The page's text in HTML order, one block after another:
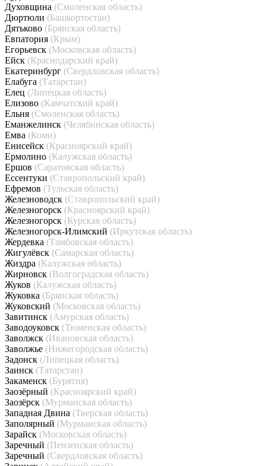
Духовщина (Смоленская область)
Дюртюли (Башкортостан)
Дятьково (Брянская область)
Евпатория (Крым)
Егорьевск (Московская область)
Ейск (Краснодарский край)
Екатеринбург (Свердловская область)
Елабуга (Татарстан)
Елец (Липецкая область)
Елизово (Камчатский край)
Ельня (Смоленская область)
Еманжелинск (Челябинская область)
Емва (Коми)
Енисейск (Красноярский край)
Ермолино (Калужская область)
Ершов (Саратовская область)
Ессентуки (Ставропольский край)
Ефремов (Тульская область)
Железноводск (Ставропольский край)
Железногорск (Красноярский край)
Железногорск (Курская область)
Железногорск-Илимский (Иркутская область)
Жердевка (Тамбовская область)
Жигулёвск (Самарская область)
Жиздра (Калужская область)
Жирновск (Волгоградская область)
Жуков (Калужская область)
Жуковка (Брянская область)
Жуковский (Московская область)
Завитинск (Амурская область)
Заводоуковск (Тюменская область)
Заволжск (Ивановская область)
Заволжье (Нижегородская область)
Задонск (Липецкая область)
Заинск (Татарстан)
Закаменск (Бурятия)
Заозёрный (Красноярский край)
Заозёрск (Мурманская область)
Западная Двина (Тверская область)
Заполярный (Мурманская область)
Зарайск (Московская область)
Заречный (Пензенская область)
Заречный (Свердловская область)